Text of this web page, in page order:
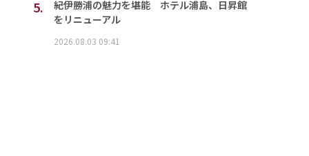
5.
紀伊勝浦の魅力を堪能 ホテル浦島、日昇館
をリニューアル
2026.08.03 09:41